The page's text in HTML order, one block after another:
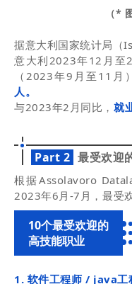
（*
据意大利国家统计局（
意大利2023年12月至
（2023年9月至11月
人。
与2023年2月同比， 就
Part 2 最受欢迎
根据Assolavoro
2023年6月-7月，最受
10个最受欢迎的
高技能职业
1. 软件工程师 / java